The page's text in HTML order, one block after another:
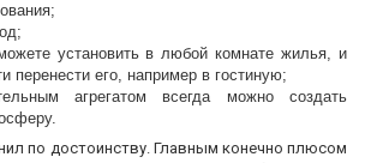
установить в любой комнате жилья, и
перенести его, например в гостиную;
агрегатом всегда можно создать
по достоинству. Главным конечно плюсом